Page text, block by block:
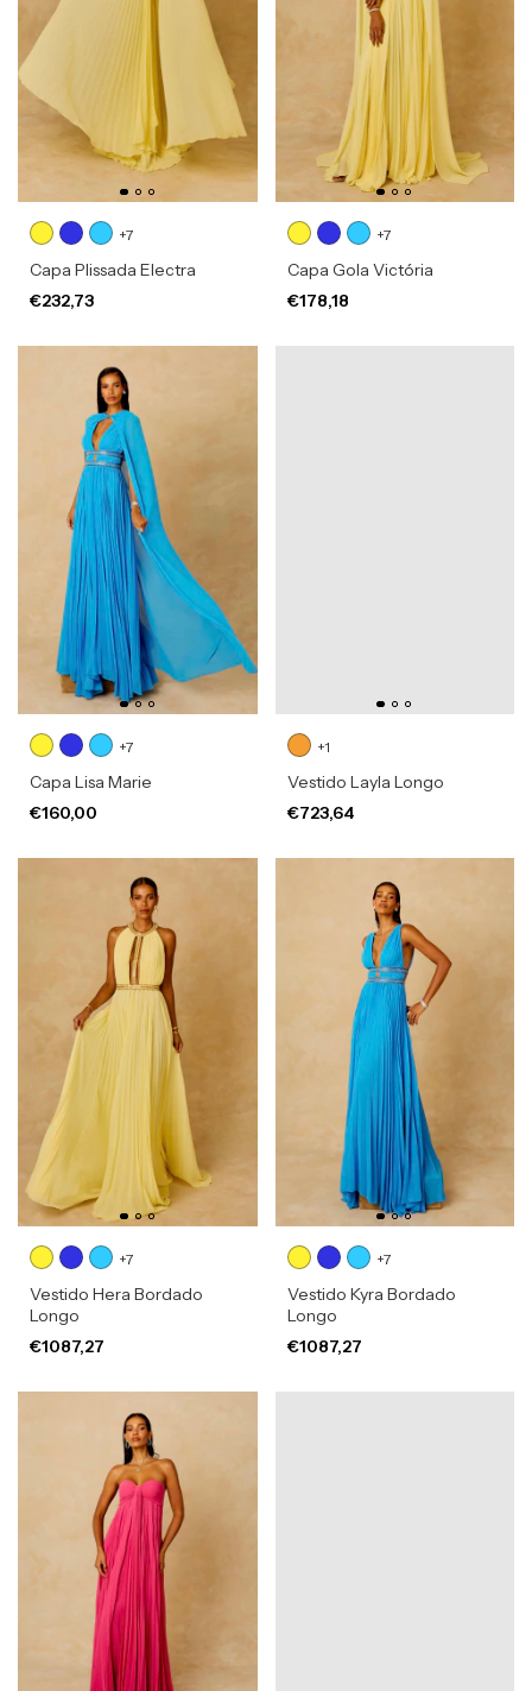
+7
Capa Plissada Electra
€232,73
+7
Capa Gola Victória
€178,18
+7
Capa Lisa Marie
€160,00
+1
Vestido Layla Longo
€723,64
+7
Vestido Hera Bordado
Longo
€1087,27
+7
Vestido Kyra Bordado
Longo
€1087,27